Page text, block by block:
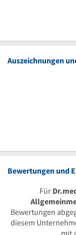
Auszeichnungen
Bewertungen und
Für
Bewertungen
diesem